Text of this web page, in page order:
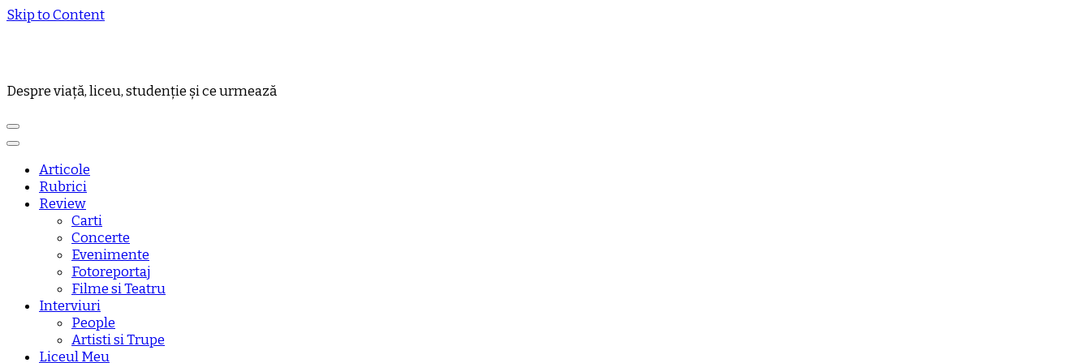
Skip to Content
Despre viață, liceu, studenție și ce urmează
Articole
Rubrici
Review
Carti
Concerte
Evenimente
Fotoreportaj
Filme si Teatru
Interviuri
People
Artisti si Trupe
Liceul Meu